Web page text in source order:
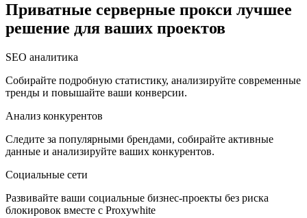
Израиль
Индонезия
Приватные серверные прокси лучшее
решение для ваших проектов
SEO аналитика
Собирайте подробную статистику, анализируйте современные
тренды и повышайте ваши конверсии.
Анализ конкурентов
Следите за популярными брендами, собирайте активные
данные и анализируйте ваших конкурентов.
Социальные сети
Развивайте ваши социальные бизнес-проекты без риска
блокировок вместе с Proxywhite